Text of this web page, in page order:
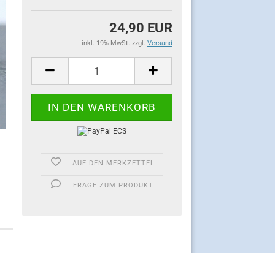
24,90 EUR
inkl. 19% MwSt. zzgl. Versand
AUF DEN MERKZETTEL
FRAGE ZUM PRODUKT